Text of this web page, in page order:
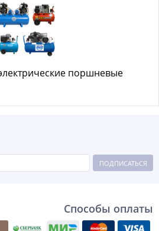
поршневые
ПОДПИСАТЬСЯ
Способы оплаты